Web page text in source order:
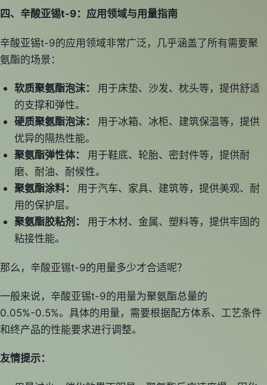
四、辛酸亚锡t-9：应用领域与用量指南
辛酸亚锡t-9的应用领域非常广泛，几乎涵盖了所有需要聚
氨酯的场景：
软质聚氨酯泡沫：
用于床垫、沙发、枕头等，提供舒适
的支撑和弹性。
硬质聚氨酯泡沫：
用于冰箱、冰柜、建筑保温等，提供
优异的隔热性能。
聚氨酯弹性体：
用于鞋底、轮胎、密封件等，提供耐
磨、耐油、耐候性。
聚氨酯涂料：
用于汽车、家具、建筑等，提供美观、耐
用的保护层。
聚氨酯胶粘剂：
用于木材、金属、塑料等，提供牢固的
粘接性能。
那么，辛酸亚锡t-9的用量多少才合适呢？
一般来说，辛酸亚锡t-9的用量为聚氨酯总量的
0.05%-0.5%。具体的用量，需要根据配方体系、工艺条件
和终产品的性能要求进行调整。
友情提示：